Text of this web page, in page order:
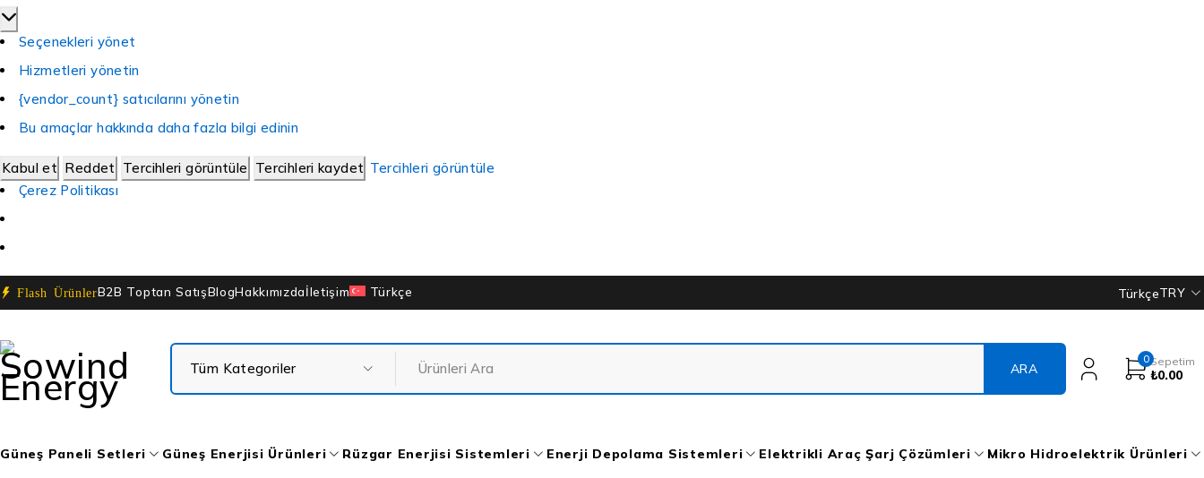
Seçenekleri yönet
Hizmetleri yönetin
{vendor_count} satıcılarını yönetin
Bu amaçlar hakkında daha fazla bilgi edinin
Kabul et Reddet Tercihleri görüntüle Tercihleri kaydet Tercihleri görüntüle
Çerez Politikası
Flash ÜrünlerB2B Toptan SatışBlogHakkımızdaİletişim Türkçe TürkçeTRY
0Sepetim
₺0.00
Güneş Paneli Setleri Güneş Enerjisi Ürünleri Rüzgar Enerjisi Sistemleri Enerji Depolama Sistemleri Elektrikli Araç Şarj Çözümleri Mikro Hidroelektrik Ürünleri